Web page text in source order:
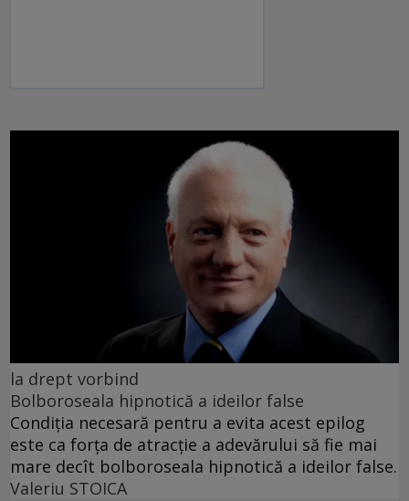
la drept vorbind
Bolboroseala hipnotică a ideilor false
Condiția necesară pentru a evita acest epilog
este ca forța de atracție a adevărului să fie mai
mare decît bolboroseala hipnotică a ideilor false.
Valeriu STOICA